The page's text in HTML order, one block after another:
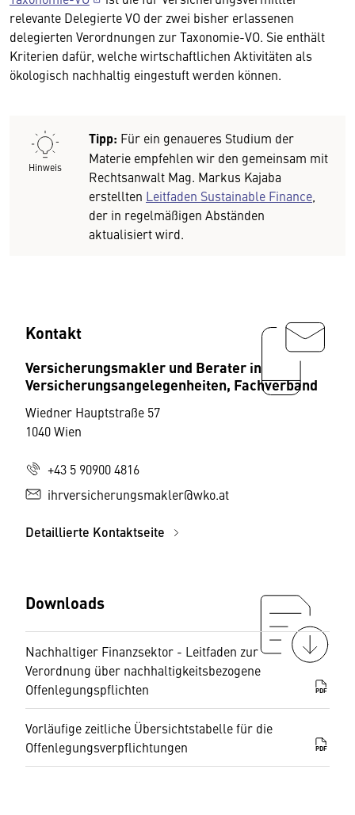
relevante Delegierte VO der zwei bisher erlassenen
delegierten Verordnungen zur Taxonomie-VO. Sie enthält
Kriterien dafür, welche wirtschaftlichen Aktivitäten als
ökologisch nachhaltig eingestuft werden können.
Hinweis
Tipp: Für ein genaueres Studium der
Materie empfehlen wir den gemeinsam mit
Rechtsanwalt Mag. Markus Kajaba
erstellten Leitfaden Sustainable Finance
der in regelmäßigen Abständen
aktualisiert wird.
Kontakt
Versicherungsmakler und Berater in
Versicherungsangelegenheiten, Fachverband
Wiedner Hauptstraße 57
1040 Wien
+43 5 90900 4816
ihrversicherungsmakler@wko.at
Detaillierte Kontaktseite
Downloads
Nachhaltiger Finanzsektor - Leitfaden zur
Verordnung über nachhaltigkeitsbezogene
Offenlegungspflichten
PDF
Vorläufige zeitliche Übersichtstabelle für die
Offenlegungsverpflichtungen
PDF